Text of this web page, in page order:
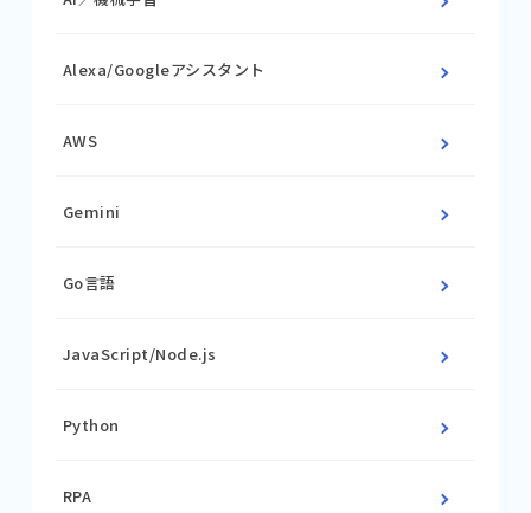
Alexa/Googleアシスタント
AWS
Gemini
Go言語
JavaScript/Node.js
Python
RPA